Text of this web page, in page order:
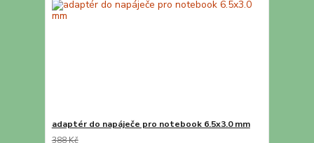
adaptér do napáječe pro notebook 6.5x3.0 mm
388 Kč